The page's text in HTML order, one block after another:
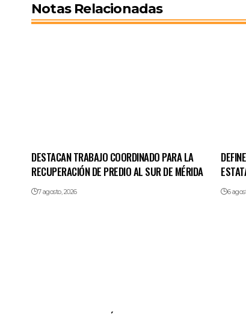
Notas Relacionadas
DESTACAN TRABAJO COORDINADO PARA LA
RECUPERACIÓN DE PREDIO AL SUR DE MÉRIDA
7 agosto, 2026 6